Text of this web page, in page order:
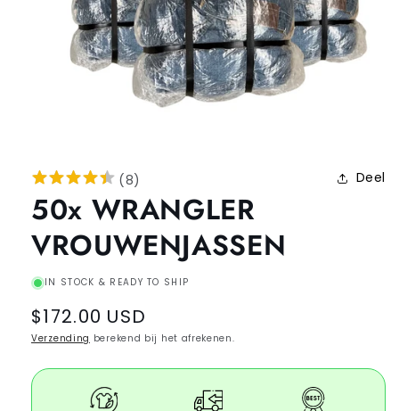
(8) Deel
50x WRANGLER
VROUWENJASSEN
IN STOCK & READY TO SHIP
Regular
price
$172.00 USD
Verzending berekend bij het afrekenen.